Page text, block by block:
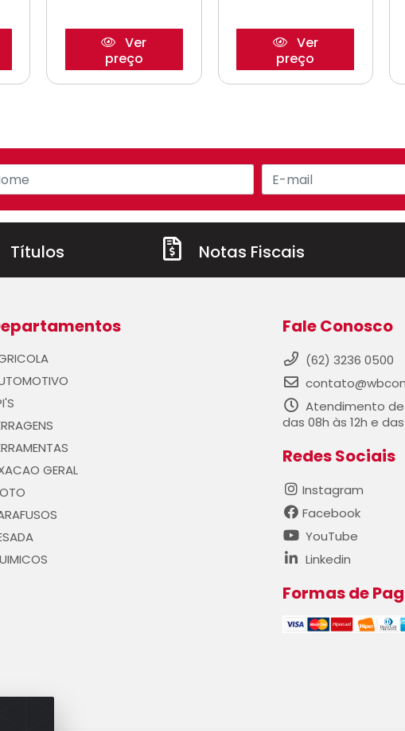
Ver
preço
Ver
preço
Títulos Notas Fiscais
GERAL
Fale Conosco
(62) 3236 0500
Atendimento
das 08h às 12h e
Redes Sociais
Instagram
Facebook
YouTube
Linkedin
Formas de